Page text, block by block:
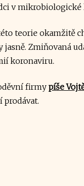
v
teorie okamžitě
Zmiňovaná
koronaviru.
firmy píše